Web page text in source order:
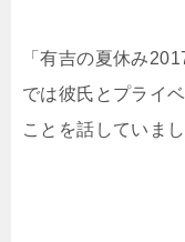
「有吉の夏休み
では彼氏とプライ
ことを話していまし